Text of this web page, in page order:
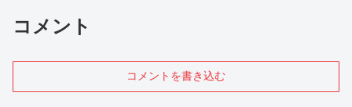
コメント
コメントを書き込む